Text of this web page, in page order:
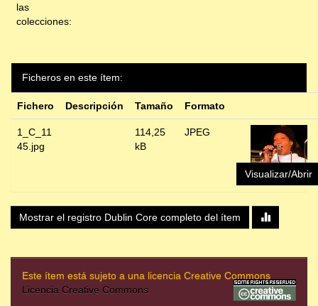
las
colecciones:
Ficheros en este ítem:
Fichero Descripción Tamaño Formato
1_C_11
45.jpg
114,25
kB
JPEG
Visualizar/Abrir
Mostrar el registro Dublin Core completo del ítem
Este ítem está sujeto a una licencia Creative Commons
Licencia Creative Commons